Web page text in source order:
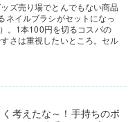
ズ売り場でとんでもない商品
ネイルブラシがセットになっ
。1本100円を切るコスパの
さは重視したいところ。セル
考えたな～！手持ちのボ